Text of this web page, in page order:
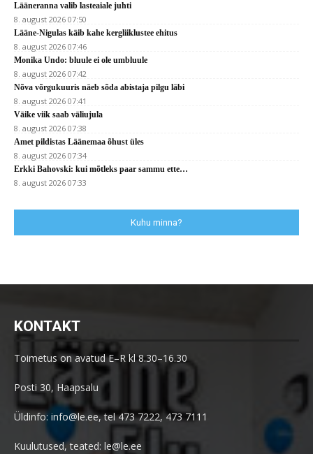
Lääneranna valib lasteaiale juhti
8. august 2026 07:50
Lääne-Nigulas käib kahe kergliiklustee ehitus
8. august 2026 07:46
Monika Undo: bluule ei ole umbluule
8. august 2026 07:42
Nõva võrgukuuris näeb sõda abistaja pilgu läbi
8. august 2026 07:41
Väike viik saab väliujula
8. august 2026 07:38
Amet pildistas Läänemaa õhust üles
8. august 2026 07:34
Erkki Bahovski: kui mõtleks paar sammu ette…
8. august 2026 07:33
Kuhu minna?
KONTAKT
Toimetus on avatud E–R kl 8.30–16.30
Posti 30, Haapsalu
Üldinfo: info@le.ee, tel 473 7222, 473 7111
Kuulutused, teated: le@le.ee